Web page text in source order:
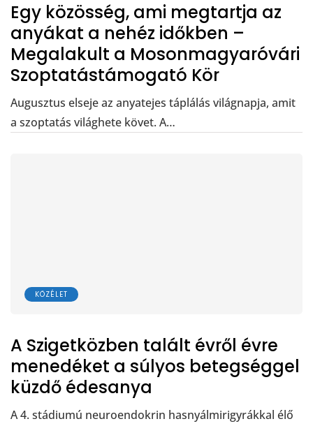
Egy közösség, ami megtartja az
anyákat a nehéz időkben –
Megalakult a Mosonmagyaróvári
Szoptatástámogató Kör
Augusztus elseje az anyatejes táplálás világnapja, amit
a szoptatás világhete követ. A…
KÖZÉLET
A Szigetközben talált évről évre
menedéket a súlyos betegséggel
küzdő édesanya
A 4. stádiumú neuroendokrin hasnyálmirigyrákkal élő